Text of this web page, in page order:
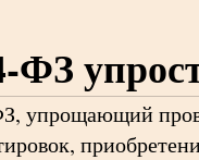
ФЗ
упрощающий